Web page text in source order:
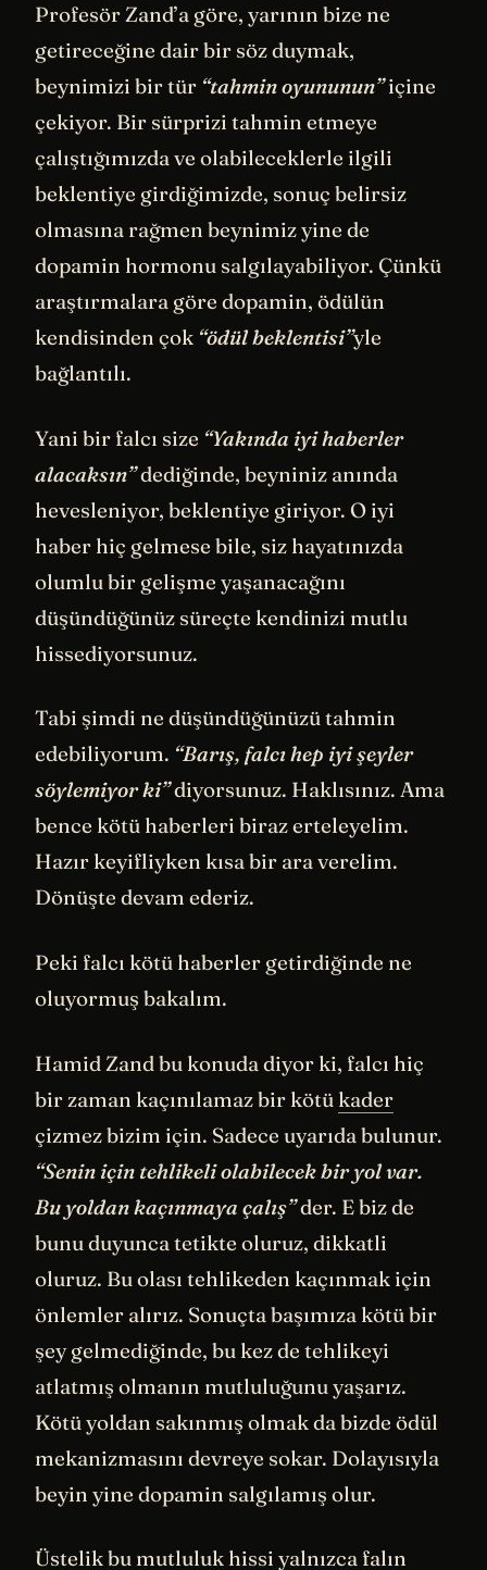
Profesör Zand’a göre, yarının bize ne
getireceğine dair bir söz duymak,
beynimizi bir tür “tahmin oyununun”içine
çekiyor. Bir sürprizi tahmin etmeye
çalıştığımızda ve olabileceklerle ilgili
beklentiye girdiğimizde, sonuç belirsiz
olmasına rağmen beynimiz yine de
dopamin hormonu salgılayabiliyor. Çünkü
araştırmalara göre dopamin, ödülün
kendisinden çok “ödül beklentisi”yle
bağlantılı.
Yani bir falcı size “Yakında iyi haberler
alacaksın”dediğinde, beyniniz anında
hevesleniyor, beklentiye giriyor. O iyi
haber hiç gelmese bile, siz hayatınızda
olumlu bir gelişme yaşanacağını
düşündüğünüz süreçte kendinizi mutlu
hissediyorsunuz.
Tabi şimdi ne düşündüğünüzü tahmin
edebiliyorum. “Barış, falcı hep iyi şeyler
söylemiyor ki”diyorsunuz. Haklısınız. Ama
bence kötü haberleri biraz erteleyelim.
Hazır keyifliyken kısa bir ara verelim.
Dönüşte devam ederiz.
Peki falcı kötü haberler getirdiğinde ne
oluyormuş bakalım.
Hamid Zand bu konuda diyor ki, falcı hiç
bir zaman kaçınılamaz bir kötü kader
çizmez bizim için. Sadece uyarıda bulunur.
“Senin için tehlikeli olabilecek bir yol var.
Bu yoldan kaçınmaya çalış”der. E biz de
bunu duyunca tetikte oluruz, dikkatli
oluruz. Bu olası tehlikeden kaçınmak için
önlemler alırız. Sonuçta başımıza kötü bir
şey gelmediğinde, bu kez de tehlikeyi
atlatmış olmanın mutluluğunu yaşarız.
Kötü yoldan sakınmış olmak da bizde ödül
mekanizmasını devreye sokar. Dolayısıyla
beyin yine dopamin salgılamış olur.
Üstelik bu mutluluk hissi yalnızca falın